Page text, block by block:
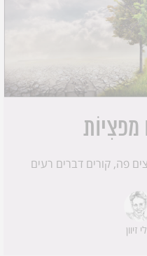
מפצִיוֹת
פה, קורים דברים רעים
זיוון